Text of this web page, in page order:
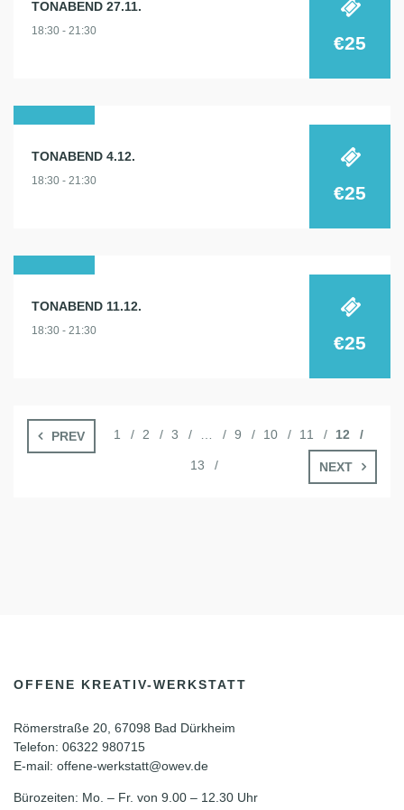
2024
TONABEND 27.11.
18:30 - 21:30
€25
2024
TONABEND 4.12.
18:30 - 21:30
€25
2024
TONABEND 11.12.
18:30 - 21:30
€25
PREV 1 2 3 9 10 11 12
13 NEXT
OFFENE KREATIV-WERKSTATT
Römerstraße 20, 67098 Bad Dürkheim
Telefon: 06322 980715
E-mail: offene-werkstatt@owev.de
Bürozeiten: Mo. – Fr. von 9.00 – 12.30 Uhr